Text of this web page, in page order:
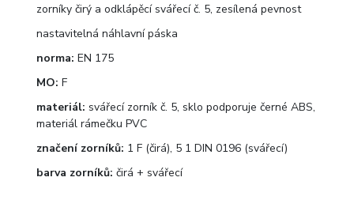
zorníky čirý a odklápěcí svářecí č. 5, zesílená pevnost
nastavitelná náhlavní páska
norma: EN 175
MO: F
materiál: svářecí zorník č. 5, sklo podporuje černé ABS,
materiál rámečku PVC
značení zorníků: 1 F (čirá), 5 1 DIN 0196 (svářecí)
barva zorníků: čirá + svářecí